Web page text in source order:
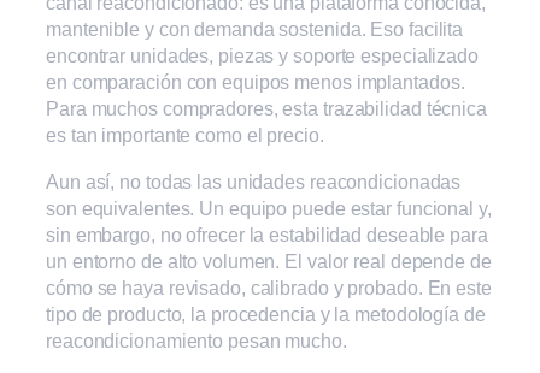
mantenible y con demanda sostenida. Eso facilita
encontrar unidades, piezas y soporte especializado
en comparación con equipos menos implantados.
Para muchos compradores, esta trazabilidad técnica
es tan importante como el precio.
Aun así, no todas las unidades reacondicionadas
son equivalentes. Un equipo puede estar funcional y,
sin embargo, no ofrecer la estabilidad deseable para
un entorno de alto volumen. El valor real depende de
cómo se haya revisado, calibrado y probado. En este
tipo de producto, la procedencia y la metodología de
reacondicionamiento pesan mucho.